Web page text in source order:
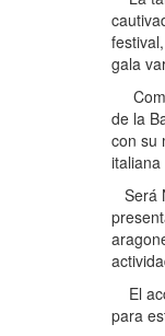
gala
de la
con su
Será
El
para